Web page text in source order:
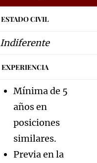
ESTADO CIVIL
Indiferente
EXPERIENCIA
Mínima de 5
años en
posiciones
similares.
Previa en la